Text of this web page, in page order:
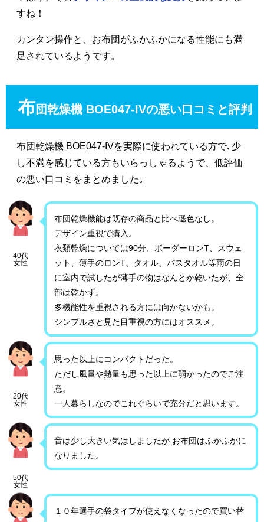
すね！
カンタン操作と、お布団がふかふかになる性能にも満
足されているようです。
布団乾燥機 BOE047-IVの悪い口コミと評判
布団乾燥機 BOE047-IVを実際に使われている方で､少
し不満を感じている方もいらっしゃるようで、低評価
の悪い口コミをまとめました｡
40代
女性
布団乾燥機能は既存の商品と比べ遜色なし。
デザイン重視で購入。
衣類乾燥については90分、ボーダーロンT、スウェ
ット、薄手のロンT、タオル、バスタオル等雨の日
に室内で試したが薄手の物はなんとか乾いたが、全
部は乾かず。
多機能性を重視される方には向かないかも。
シンプルさと見た目重視の方にはオススメ。
20代
女性
思った以上にコンパクトだった。
ただし風量や熱量も思った以上に弱かったのでご注
意。
一人暮らしなのでこれぐらいで充分だと思います。
50代
女性
音は少し大きい気はしましたが お布団はふかふかに
なりました。
１０年選手の袋タイプが使えなくなったので買い替